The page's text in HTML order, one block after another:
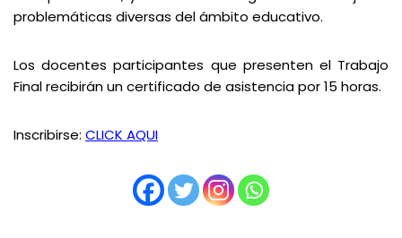
problemáticas diversas del ámbito educativo.
Los docentes participantes que presenten el Trabajo
Final recibirán un certificado de asistencia por 15 horas.
Inscribirse: CLICK AQUI